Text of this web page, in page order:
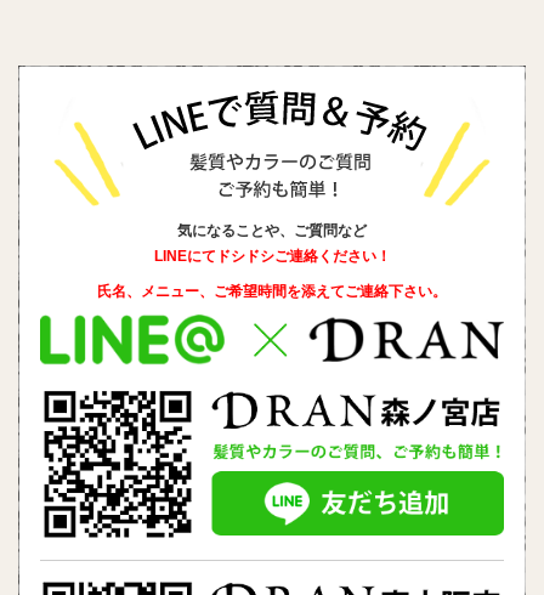
気になることや、ご質問など
LINEにてドシドシご連絡ください！
氏名、メニュー、ご希望時間を添えてご連絡下さい。